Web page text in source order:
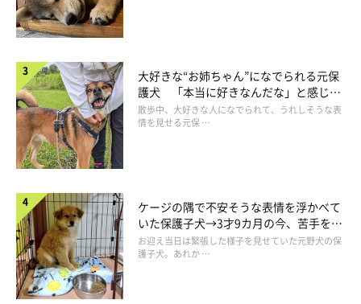
大好きな“お姉ちゃん”になでられる元保
護犬 「本当に好きなんだな」と感じる
表情にほっこり
散歩中、大好きな人になでられて、うれしそうな表
情を見せる元保 …
ケージの隅で不安そうな表情を浮かべて
いた保護子犬→3才9カ月の今、苦手を克
服し頼もしいコに成長！
お迎え当日は緊張した様子を見せていた元野犬の保
護子犬。あれか …